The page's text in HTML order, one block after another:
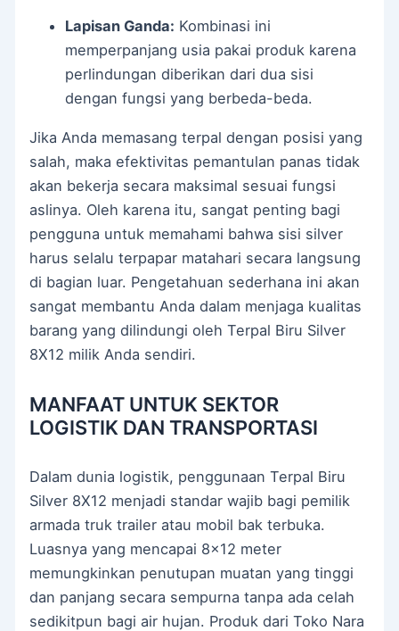
Lapisan Ganda: Kombinasi ini
memperpanjang usia pakai produk karena
perlindungan diberikan dari dua sisi
dengan fungsi yang berbeda-beda.
Jika Anda memasang terpal dengan posisi yang
salah, maka efektivitas pemantulan panas tidak
akan bekerja secara maksimal sesuai fungsi
aslinya. Oleh karena itu, sangat penting bagi
pengguna untuk memahami bahwa sisi silver
harus selalu terpapar matahari secara langsung
di bagian luar. Pengetahuan sederhana ini akan
sangat membantu Anda dalam menjaga kualitas
barang yang dilindungi oleh Terpal Biru Silver
8X12 milik Anda sendiri.
MANFAAT UNTUK SEKTOR
LOGISTIK DAN TRANSPORTASI
Dalam dunia logistik, penggunaan Terpal Biru
Silver 8X12 menjadi standar wajib bagi pemilik
armada truk trailer atau mobil bak terbuka.
Luasnya yang mencapai 8×12 meter
memungkinkan penutupan muatan yang tinggi
dan panjang secara sempurna tanpa ada celah
sedikitpun bagi air hujan. Produk dari Toko Nara